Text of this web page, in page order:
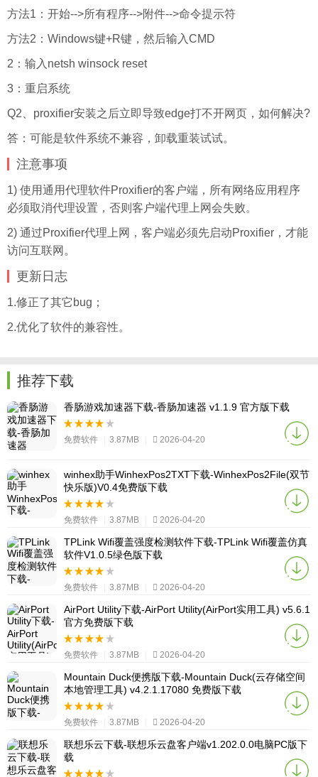
方法1：开始-->所有程序-->附件-->命令提示符
方法2：Windows键+R键，然后输入CMD
2：输入netsh winsock reset
3：重启系统
Q2、proxifier安装之后立即导致edge打不开网页，如何解决?
答：可能是软件系统不兼容，卸载重装试试。
注意事项
1) 使用通用代理软件Proxifier的客户端，所有网络应用程序
必须取消代理设置，否则客户端代理上网会失败。
2) 通过Proxifier代理上网，客户端必须先启动Proxifier，才能
访问互联网。
更新日志
1.修正了其它bug；
2.优化了软件的兼容性。
推荐下载
香肠游戏加速器下载-香肠加速器 v1.1.9 官方版下载
免费软件 3.87MB 2026-04-20
winhex助手WinhexPos2TXT下载-WinhexPos2File(双节
快乐版)V0.4免费版下载
免费软件 3.87MB 2026-04-20
TPLink Wifi覆盖强度检测软件下载-TPLink Wifi覆盖仿真
软件V1.0.5绿色版下载
免费软件 3.87MB 2026-04-20
AirPort Utility下载-AirPort Utility(AirPort实用工具) v5.6.1
官方免费版下载
免费软件 3.87MB 2026-04-20
Mountain Duck便携版下载-Mountain Duck(云存储空间
本地管理工具) v4.2.1.17080 免费版下载
免费软件 3.87MB 2026-04-20
联想乐云下载-联想乐云盘客户端v1.202.0.0电脑PC版下
载